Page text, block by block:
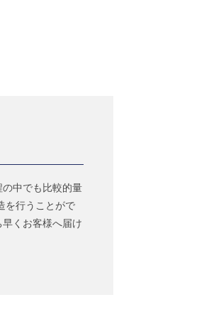
中でも比較的量
を行うことがで
くお客様へ届け